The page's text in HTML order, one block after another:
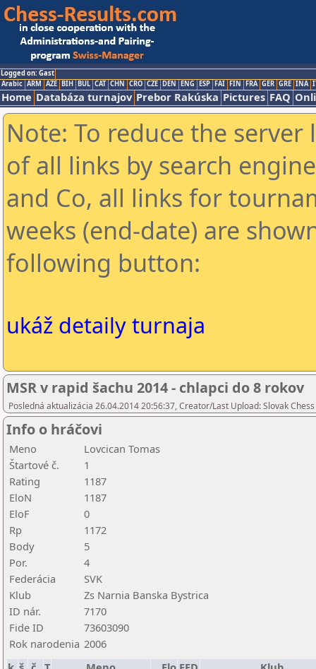
Logged on: Gast
Arabic ARM AZE BIH BUL CAT CHN CRO CZE DEN ENG ESP FAI FIN FRA GER GRE INA
Home Databáza turnajov Prebor Rakúska Pictures FAQ
Note: To reduce the
of all links by search
and Co, all links for
weeks (end-date) are
following button:
ukáž detaily turnaja
MSR v rapid šachu 2014 - chlapci do 8 rokov
Posledná aktualizácia 26.04.2014 20:56:37, Creator/Last Upload: Slovak
Info o hráčovi
Meno
Lovcican Tomas
Štartové č.
1
Rating
1187
EloN
1187
EloF
0
Rp
1172
Body
5
Por.
4
Federácia
SVK
Klub
Zs Narnia Banska Bystrica
ID nár.
7170
Fide ID
73603090
Rok narodenia 2006